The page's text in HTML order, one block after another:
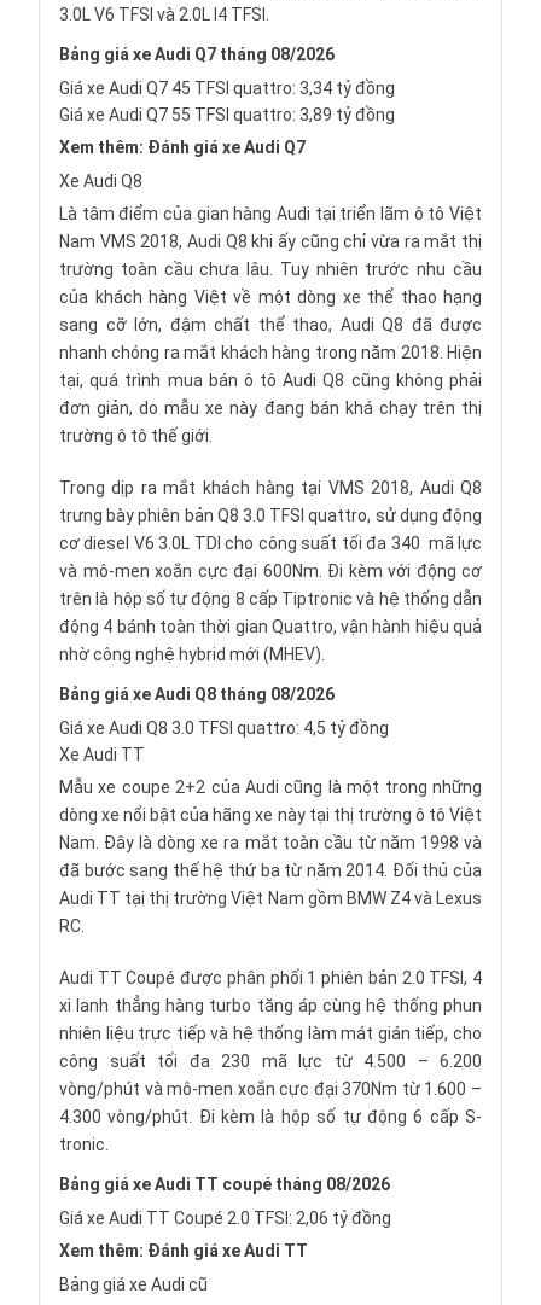
3.0L V6 TFSI và 2.0L I4 TFSI.
Bảng giá xe Audi Q7 tháng 08/2026
Giá xe Audi Q7 45 TFSI quattro: 3,34 tỷ đồng
Giá xe Audi Q7 55 TFSI quattro: 3,89 tỷ đồng
Xem thêm: Đánh giá xe Audi Q7
Xe Audi Q8
Là tâm điểm của gian hàng Audi tại triển lãm ô tô Việt
Nam VMS 2018, Audi Q8 khi ấy cũng chỉ vừa ra mắt thị
trường toàn cầu chưa lâu. Tuy nhiên trước nhu cầu
của khách hàng Việt về một dòng xe thể thao hạng
sang cỡ lớn, đậm chất thể thao, Audi Q8 đã được
nhanh chóng ra mắt khách hàng trong năm 2018. Hiện
tại, quá trình mua bán ô tô Audi Q8 cũng không phải
đơn giản, do mẫu xe này đang bán khá chạy trên thị
trường ô tô thế giới.
Trong dịp ra mắt khách hàng tại VMS 2018, Audi Q8
trưng bày phiên bản Q8 3.0 TFSI quattro, sử dụng động
cơ diesel V6 3.0L TDI cho công suất tối đa 340 mã lực
và mô-men xoắn cực đại 600Nm. Đi kèm với động cơ
trên là hộp số tự động 8 cấp Tiptronic và hệ thống dẫn
động 4 bánh toàn thời gian Quattro, vận hành hiệu quả
nhờ công nghệ hybrid mới (MHEV).
Bảng giá xe Audi Q8 tháng 08/2026
Giá xe Audi Q8 3.0 TFSI quattro: 4,5 tỷ đồng
Xe Audi TT
Mẫu xe coupe 2+2 của Audi cũng là một trong những
dòng xe nổi bật của hãng xe này tại thị trường ô tô Việt
Nam. Đây là dòng xe ra mắt toàn cầu từ năm 1998 và
đã bước sang thế hệ thứ ba từ năm 2014. Đối thủ của
Audi TT tại thị trường Việt Nam gồm BMW Z4 và Lexus
RC.
Audi TT Coupé được phân phối 1 phiên bản 2.0 TFSI, 4
xi lanh thẳng hàng turbo tăng áp cùng hệ thống phun
nhiên liệu trực tiếp và hệ thống làm mát gián tiếp, cho
công suất tối đa 230 mã lực từ 4.500 – 6.200
vòng/phút và mô-men xoắn cực đại 370Nm từ 1.600 –
4.300 vòng/phút. Đi kèm là hộp số tự động 6 cấp S-
tronic.
Bảng giá xe Audi TT coupé tháng 08/2026
Giá xe Audi TT Coupé 2.0 TFSI: 2,06 tỷ đồng
Xem thêm: Đánh giá xe Audi TT
Bảng giá xe Audi cũ